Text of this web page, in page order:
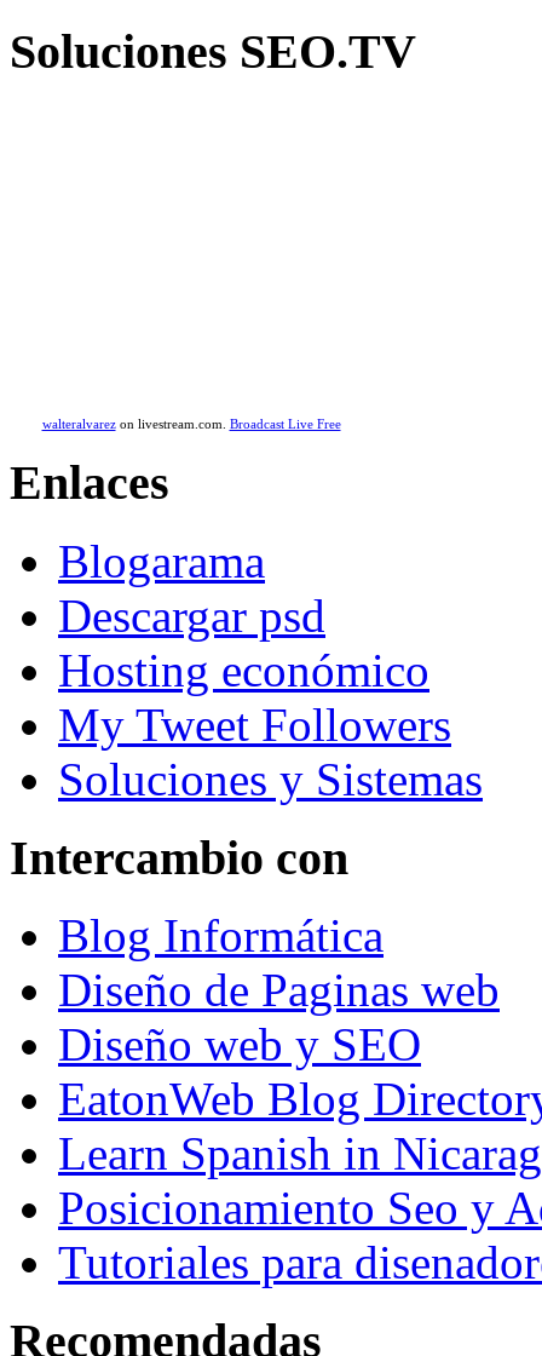
Soluciones SEO.TV
walteralvarezon livestream.com. Broadcast Live Free
Enlaces
Blogarama
Descargar psd
Hosting económico
My Tweet Followers
Soluciones y Sistemas
Intercambio con
Blog Informática
Diseño de Paginas web
Diseño web y SEO
EatonWeb Blog
Learn Spanish in
Posicionamiento Seo y
Tutoriales para
Recomendadas